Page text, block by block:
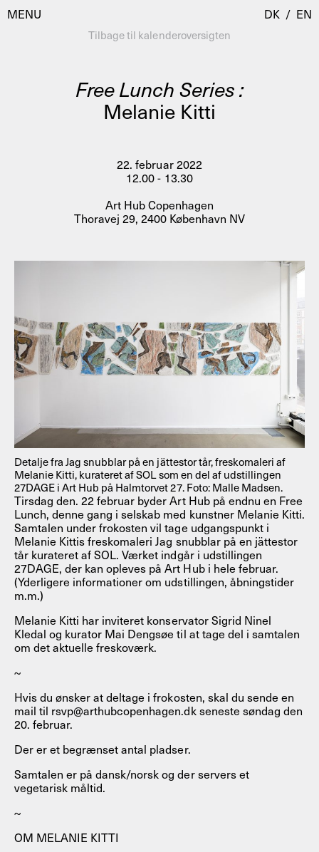
MENU
Besøg
AHC Channel
Programmer
Residencies & Studios
Artistic Research
Public Programmes
Om
Profiler
DK / EN
Detalje fra Jag snubblar på en jättestor tår, freskomaleri af
Melanie Kitti, kurateret af SOL som en del af udstillingen
27DAGE i Art Hub på Halmtorvet 27. Foto: Malle Madsen.
Tilbage til kalenderoversigten
Free Lunch Series :
Melanie Kitti
22. februar 2022
12.00 - 13.30
Art Hub Copenhagen
Thoravej 29, 2400 København NV
Tirsdag den. 22 februar byder Art Hub på endnu en Free
Lunch, denne gang i selskab med kunstner Melanie Kitti.
Samtalen under frokosten vil tage udgangspunkt i
Melanie Kittis freskomaleri Jag snubblar på en jättestor
tår kurateret af SOL. Værket indgår i udstillingen
27DAGE, der kan opleves på Art Hub i hele februar.
(Yderligere informationer om udstillingen, åbningstider
m.m.)
Melanie Kitti har inviteret konservator Sigrid Ninel
Kledal og kurator Mai Dengsøe til at tage del i samtalen
om det aktuelle freskoværk.
~
Hvis du ønsker at deltage i frokosten, skal du sende en
mail til rsvp@arthubcopenhagen.dk seneste søndag den
20. februar.
Der er et begrænset antal pladser.
Samtalen er på dansk/norsk og der servers et
vegetarisk måltid.
~
OM MELANIE KITTI